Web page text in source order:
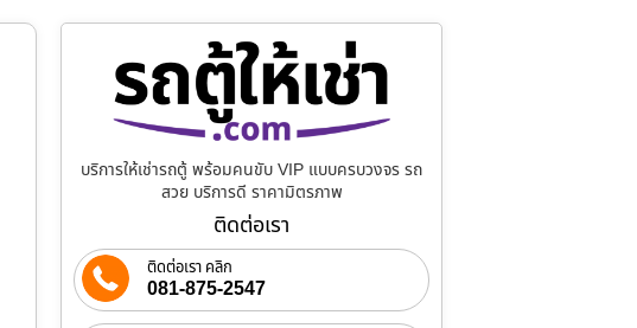
บริการให้เช่ารถตู้ พร้อมคนขับ VIP แบบครบวงจร รถ
สวย บริการดี ราคามิตรภาพ
ติดต่อเรา
ติดต่อเรา คลิก
081-875-2547